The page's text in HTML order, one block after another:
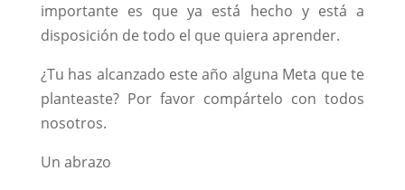
importante es que ya está hecho y está a
disposición de todo el que quiera aprender.
¿Tu has alcanzado este año alguna Meta que te
planteaste? Por favor compártelo con todos
nosotros.
Un abrazo